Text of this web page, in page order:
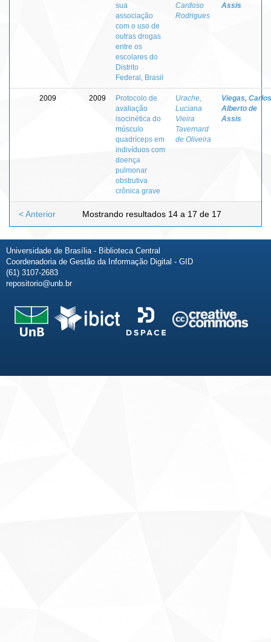
sua
associação
com o uso de
outras drogas
entre os
escolares do
Distrito
Federal, Brasil
Cardoso
Rodrigues
Assis
2009 2009
Protocolo de
avaliação
isocinética do
músculo
quadríceps em
indivíduos com
doença
pulmonar
obstrutiva
crônica grave
Urache,
Luciana
Vieira
Tavernard
de Oliveira
Viegas, Carlos
Alberto de
Assis
Mostrando resultados 14 a 17 de 17
< Anterior
Universidade de Brasília - Biblioteca Central
Coordenadoria de Gestão da Informação Digital - GID
(61) 3107-2683
repositorio@unb.br